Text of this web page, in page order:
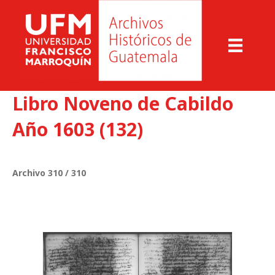
Libro Noveno de Cabildo
Año 1603 (132)
Archivo 310 / 310